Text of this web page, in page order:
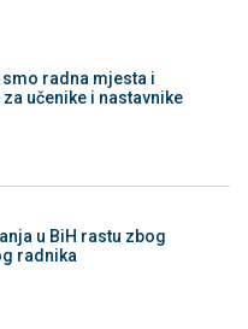
radna mjesta i
učenike i nastavnike
u BiH rastu zbog
radnika